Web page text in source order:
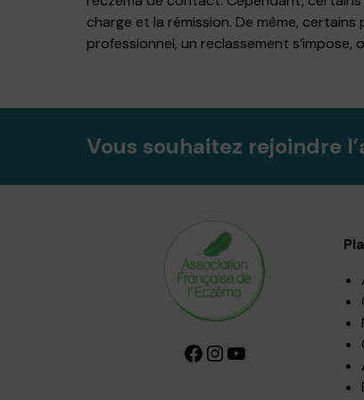
charge et la rémission. De même,
professionnel, un reclassement s’impose,
Vous souhaitez rejoindre
Facebook Instagram YouTube